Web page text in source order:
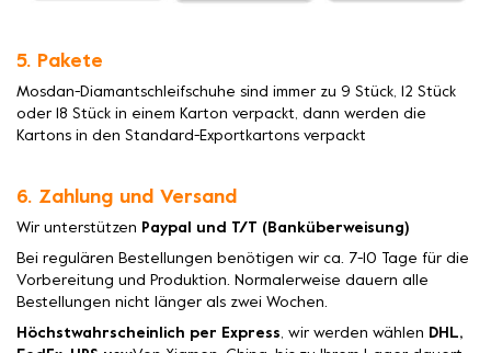
5. Pakete
Mosdan-Diamantschleifschuhe sind immer zu 9 Stück, 12 Stück
oder 18 Stück in einem Karton verpackt, dann werden die
Kartons in den Standard-Exportkartons verpackt
6. Zahlung und Versand
Wir unterstützen Paypal und T/T (Banküberweisung)
Bei regulären Bestellungen benötigen wir ca. 7-10 Tage für die
Vorbereitung und Produktion. Normalerweise dauern alle
Bestellungen nicht länger als zwei Wochen.
Höchstwahrscheinlich per Express, wir werden wählen DHL,